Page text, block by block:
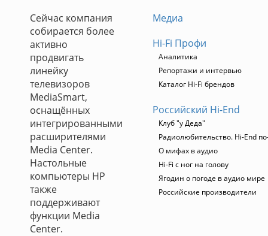
Сейчас компания
собирается более
активно
продвигать
линейку
телевизоров
MediaSmart,
оснащённых
интегрированными
расширителями
Media Center.
Настольные
компьютеры HP
также
поддерживают
функции Media
Center.
Медиа
Hi-Fi Профи
Аналитика
Репортажи и интервью
Каталог Hi-Fi брендов
Российский Hi-End
Клуб "у Деда"
Радиолюбительство. Hi-End
О мифах в аудио
Hi-Fi с ног на голову
Ягодин о погоде в аудио мире
Российские производители